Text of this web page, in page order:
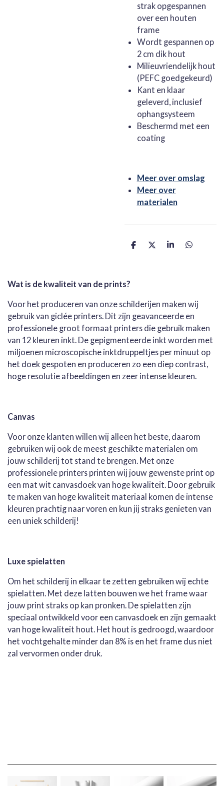
strak opgespannen
over een houten
frame
Wordt gespannen op
2 cm dik hout
Milieuvriendelijk hout
(PEFC goedgekeurd)
Kant en klaar
geleverd, inclusief
ophangsysteem
Beschermd met een
coating
Meer over omslag
Meer over
materialen
D
D
S
D
Wat is de kwaliteit van de prints?
Voor het produceren van onze schilderijen maken wij
gebruik van giclée printers. Dit zijn geavanceerde en
professionele groot formaat printers die gebruik maken
van 12 kleuren inkt. De gepigmenteerde inkt worden met
miljoenen microscopische inktdruppeltjes per minuut op
het doek gespoten en produceren zo een diep contrast,
hoge resolutie afbeeldingen en zeer intense kleuren.
Canvas
Voor onze klanten willen wij alleen het beste, daarom
gebruiken wij ook de meest geschikte materialen om
jouw schilderij tot stand te brengen. Met onze
professionele printers printen wij jouw gewenste print op
een mat wit canvasdoek van hoge kwaliteit. Door gebruik
te maken van hoge kwaliteit materiaal komen de intense
kleuren prachtig naar voren en kun jij straks genieten van
een uniek schilderij!
Luxe spielatten
Om het schilderij in elkaar te zetten gebruiken wij echte
spielatten. Met deze latten bouwen we het frame waar
jouw print straks op kan pronken. De spielatten zijn
speciaal ontwikkeld voor een canvasdoek en zijn gemaakt
van hoge kwaliteit hout. Het hout is gedroogd, waardoor
het vochtgehalte minder dan 8% is en het frame dus niet
zal vervormen onder druk.